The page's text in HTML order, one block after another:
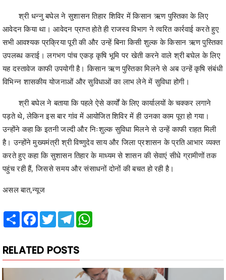
सभी आवश्यक प्रक्रिया पूरी की और उन्हें बिना किसी शुल्क के किसान ऋण पुस्तिका
उपलब्ध कराई। लगभग पांच एकड़ कृषि भूमि पर खेती करने वाले श्री बघेल के लिए
यह दस्तावेज काफी उपयोगी है। किसान ऋण पुस्तिका मिलने से अब उन्हें कृषि संबंधी
विभिन्न शासकीय योजनाओं और सुविधाओं का लाभ लेने में सुविधा होगी।
श्री बघेल ने बताया कि पहले ऐसे कार्यों के लिए कार्यालयों के चक्कर लगाने
पड़ते थे, लेकिन इस बार गांव में आयोजित शिविर में ही उनका काम पूरा हो गया।
उन्होंने कहा कि इतनी जल्दी और निःशुल्क सुविधा मिलने से उन्हें काफी राहत मिली
है। उन्होंने मुख्यमंत्री श्री विष्णुदेव साय और जिला प्रशासन के प्रति आभार व्यक्त
करते हुए कहा कि सुशासन तिहार के माध्यम से शासन की सेवाएं सीधे ग्रामीणों तक
पहुंच रही हैं, जिससे समय और संसाधनों दोनों की बचत हो रही है।
असल बात,न्यूज
ShareFacebook
RELATED POSTS